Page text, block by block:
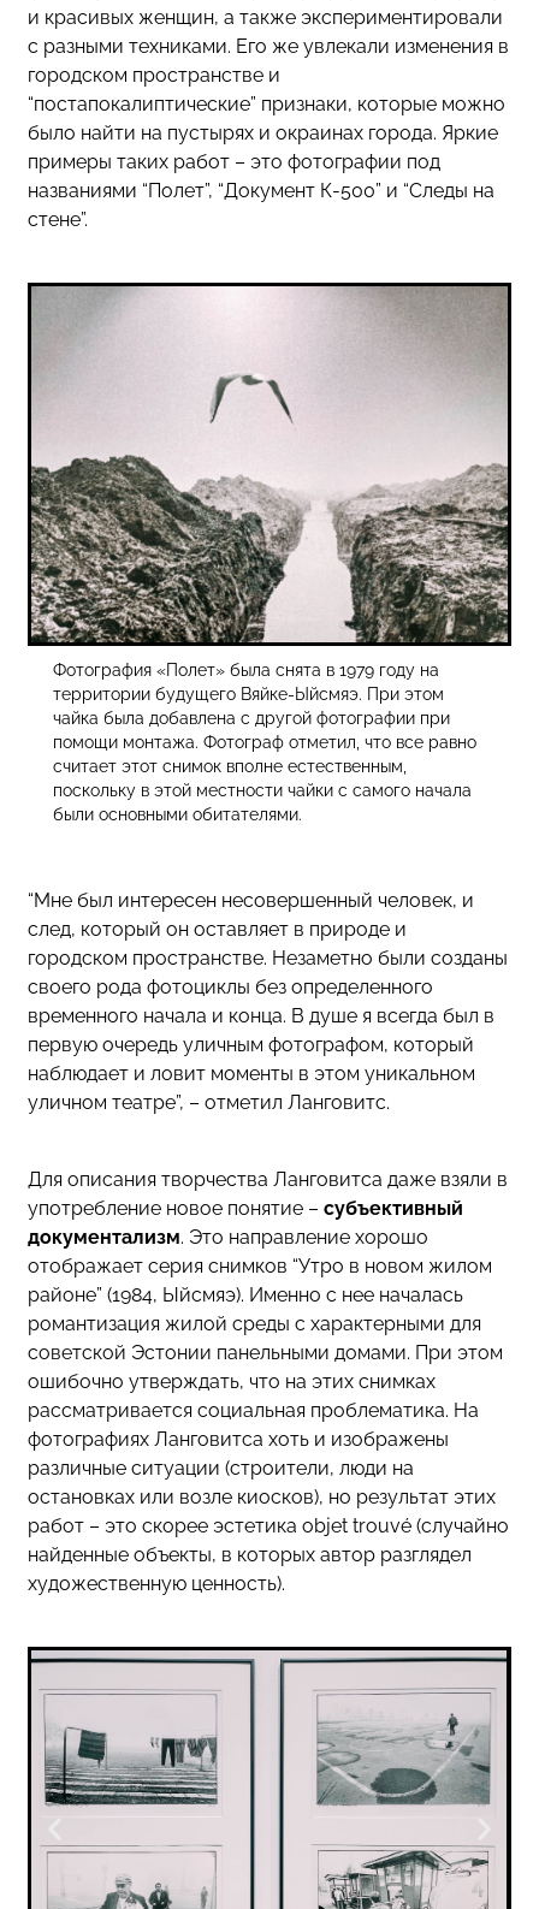
и красивых женщин, а также экспериментировали
с разными техниками. Его же увлекали изменения в
городском пространстве и
“постапокалиптические” признаки, которые можно
было найти на пустырях и окраинах города. Яркие
примеры таких работ – это фотографии под
названиями “Полет”, “Документ К-500” и “Следы на
стене”.
Фотография «Полет» была снята в 1979 году на
территории будущего Вяйке-Ыйсмяэ. При этом
чайка была добавлена с другой фотографии при
помощи монтажа. Фотограф отметил, что все равно
считает этот снимок вполне естественным,
поскольку в этой местности чайки с самого начала
были основными обитателями.
“Мне был интересен несовершенный человек, и
след, который он оставляет в природе и
городском пространстве. Незаметно были созданы
своего рода фотоциклы без определенного
временного начала и конца. В душе я всегда был в
первую очередь уличным фотографом, который
наблюдает и ловит моменты в этом уникальном
уличном театре”, – отметил Ланговитс.
Для описания творчества Ланговитса даже взяли в
употребление новое понятие – субъективный
документализм. Это направление хорошо
отображает серия снимков “Утро в новом жилом
районе” (1984, Ыйсмяэ). Именно с нее началась
романтизация жилой среды с характерными для
советской Эстонии панельными домами. При этом
ошибочно утверждать, что на этих снимках
рассматривается социальная проблематика. На
фотографиях Ланговитса хоть и изображены
различные ситуации (строители, люди на
остановках или возле киосков), но результат этих
работ – это скорее эстетика objet trouvé (случайно
найденные объекты, в которых автор разглядел
художественную ценность).